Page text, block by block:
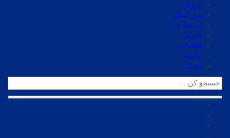
ورزش
بین الملل
ارتباط با ما
انرژی
اقتصادی
جامعه
مقالات